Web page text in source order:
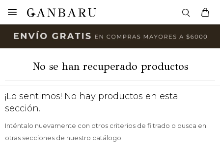

No se han recuperado productos
¡Lo sentimos! No hay productos en esta
sección.
Inténtalo nuevamente con otros criterios de filtrado o busca en
otras secciones de nuestro catálogo.